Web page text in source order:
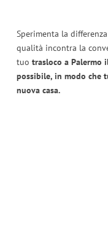
Sperimenta la
qualità incontra la
tuo trasloco a Palermo
possibile, in modo che
nuova casa.